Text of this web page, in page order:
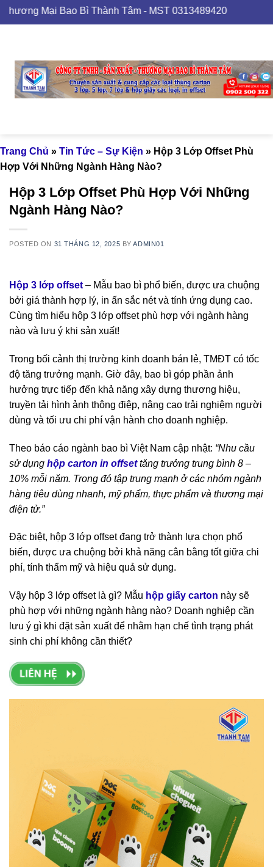
Skip
to
Bì Thành Tâm - MST 0313489420
Trang Chủ » Tin Tức – Sự Kiện » Hộp 3 Lớp Offset Phù
Hợp Với Những Ngành Hàng Nào?
Hộp 3 Lớp Offset Phù Hợp Với Những
Ngành Hàng Nào?
POSTED ON 31 THÁNG 12, 2025 BYADMIN01
Hộp 3 lớp offset – Mẫu bao bì phổ biến, được ưa chuộng
bởi giá thành hợp lý, in ấn sắc nét và tính ứng dụng cao.
Cùng tìm hiểu hộp 3 lớp offset phù hợp với ngành hàng
nào và lưu ý khi sản xuất!
Trong bối cảnh thị trường kinh doanh bán lẻ, TMĐT có tốc
độ tăng trưởng mạnh. Giờ đây, bao bì góp phần ảnh
hưởng trực tiếp đến khả năng xây dựng thương hiệu,
truyền tải hình ảnh thông điệp, nâng cao trải nghiệm người
dùng và tối ưu chi phí vận hành cho doanh nghiệp.
Theo báo cáo ngành bao bì Việt Nam cập nhật: “Nhu cầu
sử dụng hộp carton in offsettăng trưởng trung bình 8 –
10% mỗi năm. Trong đó tập trung mạnh ở các nhóm ngành
hàng tiêu dùng nhanh, mỹ phẩm, thực phẩm và thương mại
điện tử.”
Đặc biệt, hộp 3 lớp offset đang trở thành lựa chọn phổ
biến, được ưa chuộng bởi khả năng cân bằng tốt giữa chi
phí, tính thẩm mỹ và hiệu quả sử dụng.
Vậy hộp 3 lớp offset là gì? Mẫu hộp giấy carton này sẽ
phù hợp với những ngành hàng nào? Doanh nghiệp cần
lưu ý gì khi đặt sản xuất để nhằm hạn chế tình trạng phát
sinh chi phí không cần thiết?